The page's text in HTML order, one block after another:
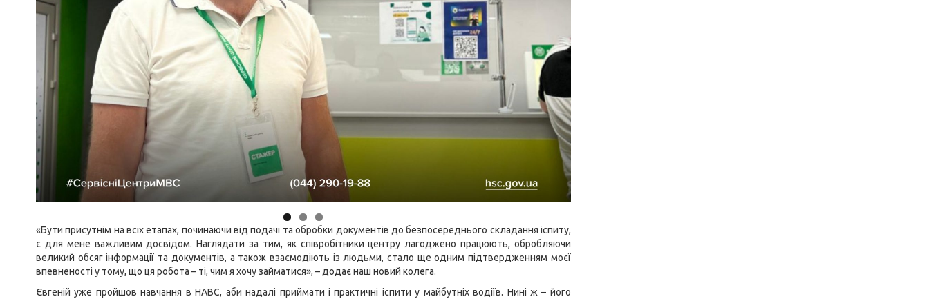
«Бути присутнім на всіх етапах, починаючи від подачі та обробки документів до безпосереднього складання іспиту,
є для мене важливим досвідом. Наглядати за тим, як співробітники центру лагоджено працюють, обробляючи
великий обсяг інформації та документів, а також взаємодіють із людьми, стало ще одним підтвердженням моєї
впевненості у тому, що ця робота – ті, чим я хочу займатися», – додає наш новий колега.
Євгеній уже пройшов навчання в НАВС, аби надалі приймати і практичні іспити у майбутніх водіїв. Нині ж – його